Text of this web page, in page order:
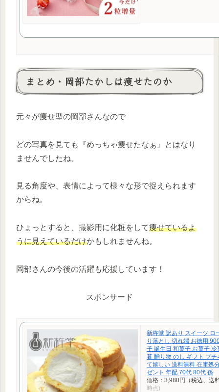
まとめ・岡部たかしは痩せたのか
元々が痩せ型の岡部さんなので
どの写真を見ても『めっちゃ痩せたなぁ』とはなり
ませんでしたね。
見る角度や、表情によって様々な形で捉えられます
からね。
ひょっとすると、撮影用に化粧をして痩せているよ
うに見えているだけかもしれませんね。
岡部さんの今後の活躍も応援しています！
スポンサード
新杵堂 訳あり スイーツ ロ
り落とし 切れ端 お徳用
子 誕生日 和菓子 お菓子 冷
暮 贈り物 のし ギフト プチ
て嬉しい 送料無料 在庫処
ゼント 年配 70代 80代 孫
価格：3,980円（税込、送
時点)